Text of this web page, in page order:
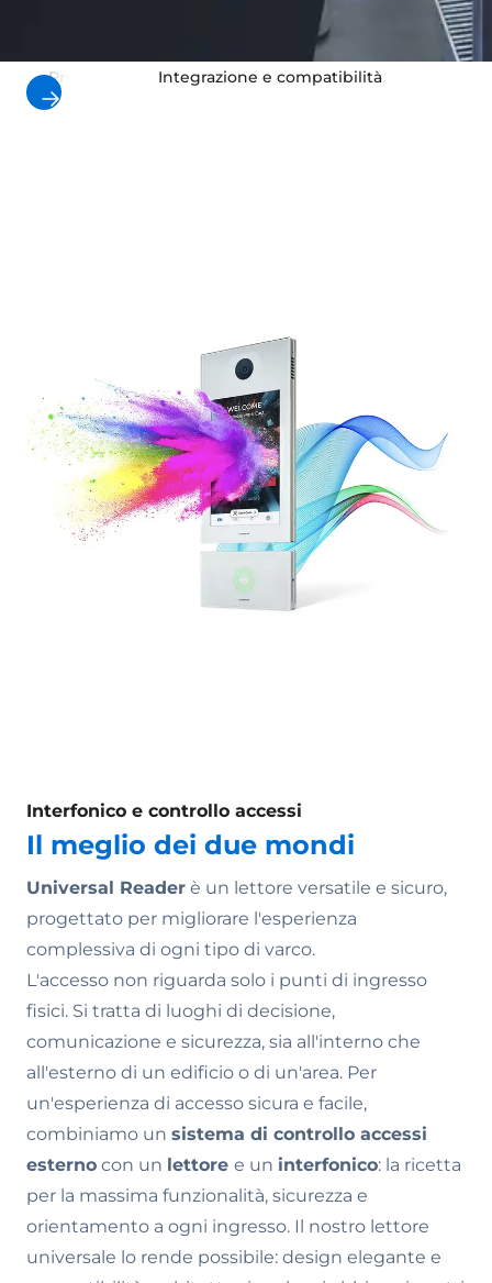
Prodotti Integrazione e compatibilità
Interfonico e controllo accessi
Il meglio dei due mondi
Universal Reader è un lettore versatile e sicuro,
progettato per migliorare l'esperienza
complessiva di ogni tipo di varco.
L'accesso non riguarda solo i punti di ingresso
fisici. Si tratta di luoghi di decisione,
comunicazione e sicurezza, sia all'interno che
all'esterno di un edificio o di un'area. Per
un'esperienza di accesso sicura e facile,
combiniamo un sistema di controllo accessi
esterno con un lettore e un interfonico: la ricetta
per la massima funzionalità, sicurezza e
orientamento a ogni ingresso. Il nostro lettore
universale lo rende possibile: design elegante e